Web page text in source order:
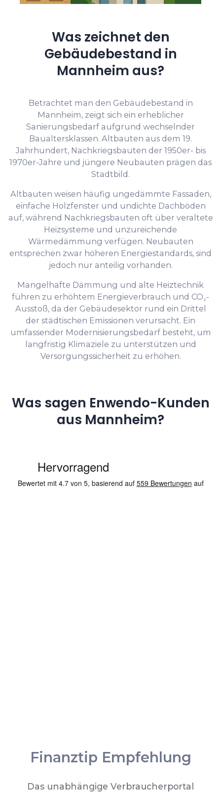
Was zeichnet den
Gebäudebestand in
Mannheim aus?
Betrachtet man den Gebäudebestand in
Mannheim, zeigt sich ein erheblicher
Sanierungsbedarf aufgrund wechselnder
Baualtersklassen. Altbauten aus dem 19.
Jahrhundert, Nachkriegsbauten der 1950er- bis
1970er-Jahre und jüngere Neubauten prägen das
Stadtbild.
Altbauten weisen häufig ungedämmte Fassaden,
einfache Holzfenster und undichte Dachböden
auf, während Nachkriegsbauten oft über veraltete
Heizsysteme und unzureichende
Wärmedämmung verfügen. Neubauten
entsprechen zwar höheren Energiestandards, sind
jedoch nur anteilig vorhanden.
Mangelhafte Dämmung und alte Heiztechnik
führen zu erhöhtem Energieverbrauch und CO₂-
Ausstoß, da der Gebäudesektor rund ein Drittel
der städtischen Emissionen verursacht. Ein
umfassender Modernisierungsbedarf besteht, um
langfristig Klimaziele zu unterstützen und
Versorgungssicherheit zu erhöhen.
Was sagen Enwendo-Kunden
aus Mannheim?
Finanztip Empfehlung
Das unabhängige Verbraucherportal